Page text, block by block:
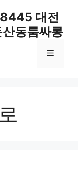
대전
동룸싸롱
메